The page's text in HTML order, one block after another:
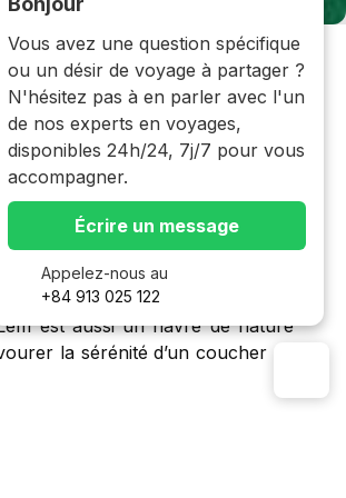
du Vietnam. Ici, les villages
et de solidarité. Les rizières en
accueillent les voyageurs avec
est aussi un havre de nature
la sérénité d’un coucher de
Vous avez une question spécifique
ou un désir de voyage à partager ?
N'hésitez pas à en parler avec l'un
de nos experts en voyages,
disponibles 24h/24, 7j/7 pour vous
accompagner.
Écrire un message
Appelez-nous au
+84 913 025 122